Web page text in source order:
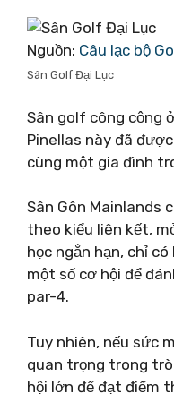
Nguồn: Câu lạc bộ
Sân Golf Đại Lục
Sân golf công cộng
Pinellas này đã
cùng một gia đình
Sân Gôn Mainlands
theo kiểu liên kết,
học ngắn hạn, chỉ
một số cơ hội để
par-4.
Tuy nhiên, nếu sức
quan trọng trong trò
hội lớn để đạt điểm